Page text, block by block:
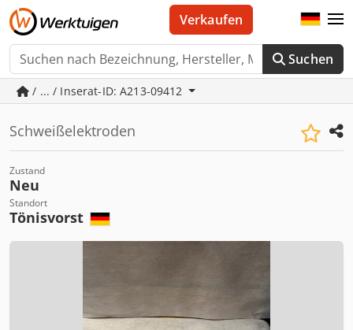
Suchen
Verkaufen
/ ... / Inserat-ID: A213-09412
Schweißelektroden
Zustand
Neu
Standort
Tönisvorst